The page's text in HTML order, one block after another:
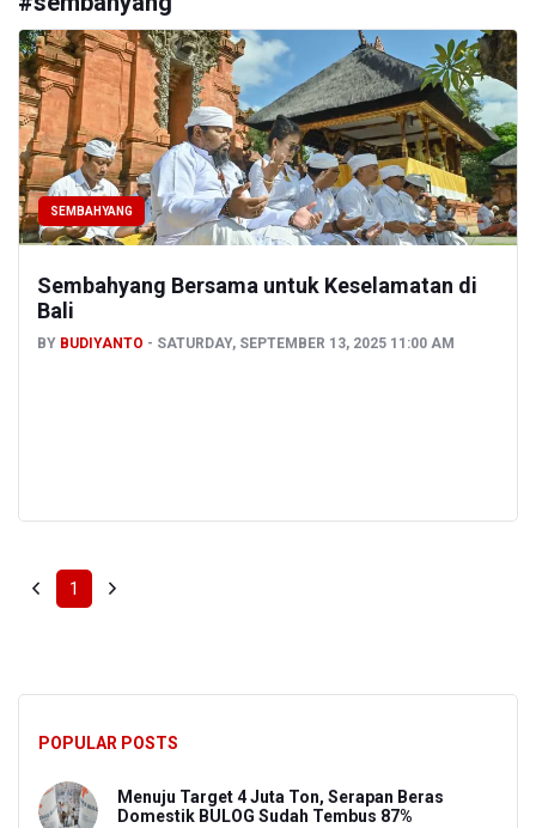
SEMBAHYANG
Sembahyang Bersama untuk Keselamatan di
Bali
BY BUDIYANTO SATURDAY, SEPTEMBER 13, 2025 11:00 AM
1
POPULAR POSTS
Menuju Target 4 Juta Ton, Serapan Beras
Domestik BULOG Sudah Tembus 87%